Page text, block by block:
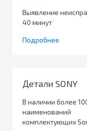
Выявление
40 минут
Подробнее
Детали SONY
В наличии более
наименований
комплектующих